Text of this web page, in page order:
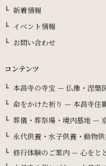
新着情報
イベント情報
お問い合わせ
コンテンツ
本昌寺の寺宝 — 仏像・涅槃
命をかけた祈り — 本昌寺住
葬儀・葬祭場・境内墓地 —
永代供養・水子供養・動物
修行体験のご案内 — 心をと